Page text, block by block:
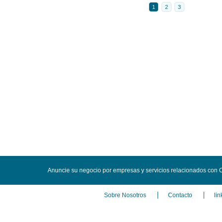
1 2 3
Anuncie su negocio por empresas y servicios relacionados con
Sobre Nosotros Contacto